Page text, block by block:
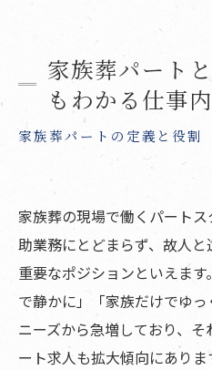
家族葬パートで必要な
は？
香典・焼香・宗教作法
勤務条件・勤務時間の
扶養内で働ける？希望
主婦・シニア層が選ぶ
家族葬パートの時給・
の詳細比較
職種別で異なる給与水
家族葬パート
もわかる仕事
家族葬パートの定義と役割
家族葬の現場で働くパート
助業務にとどまらず、故人
重要なポジションといえま
で静かに」「家族だけでゆ
ニーズから急増しており、
ート求人も拡大傾向にあり